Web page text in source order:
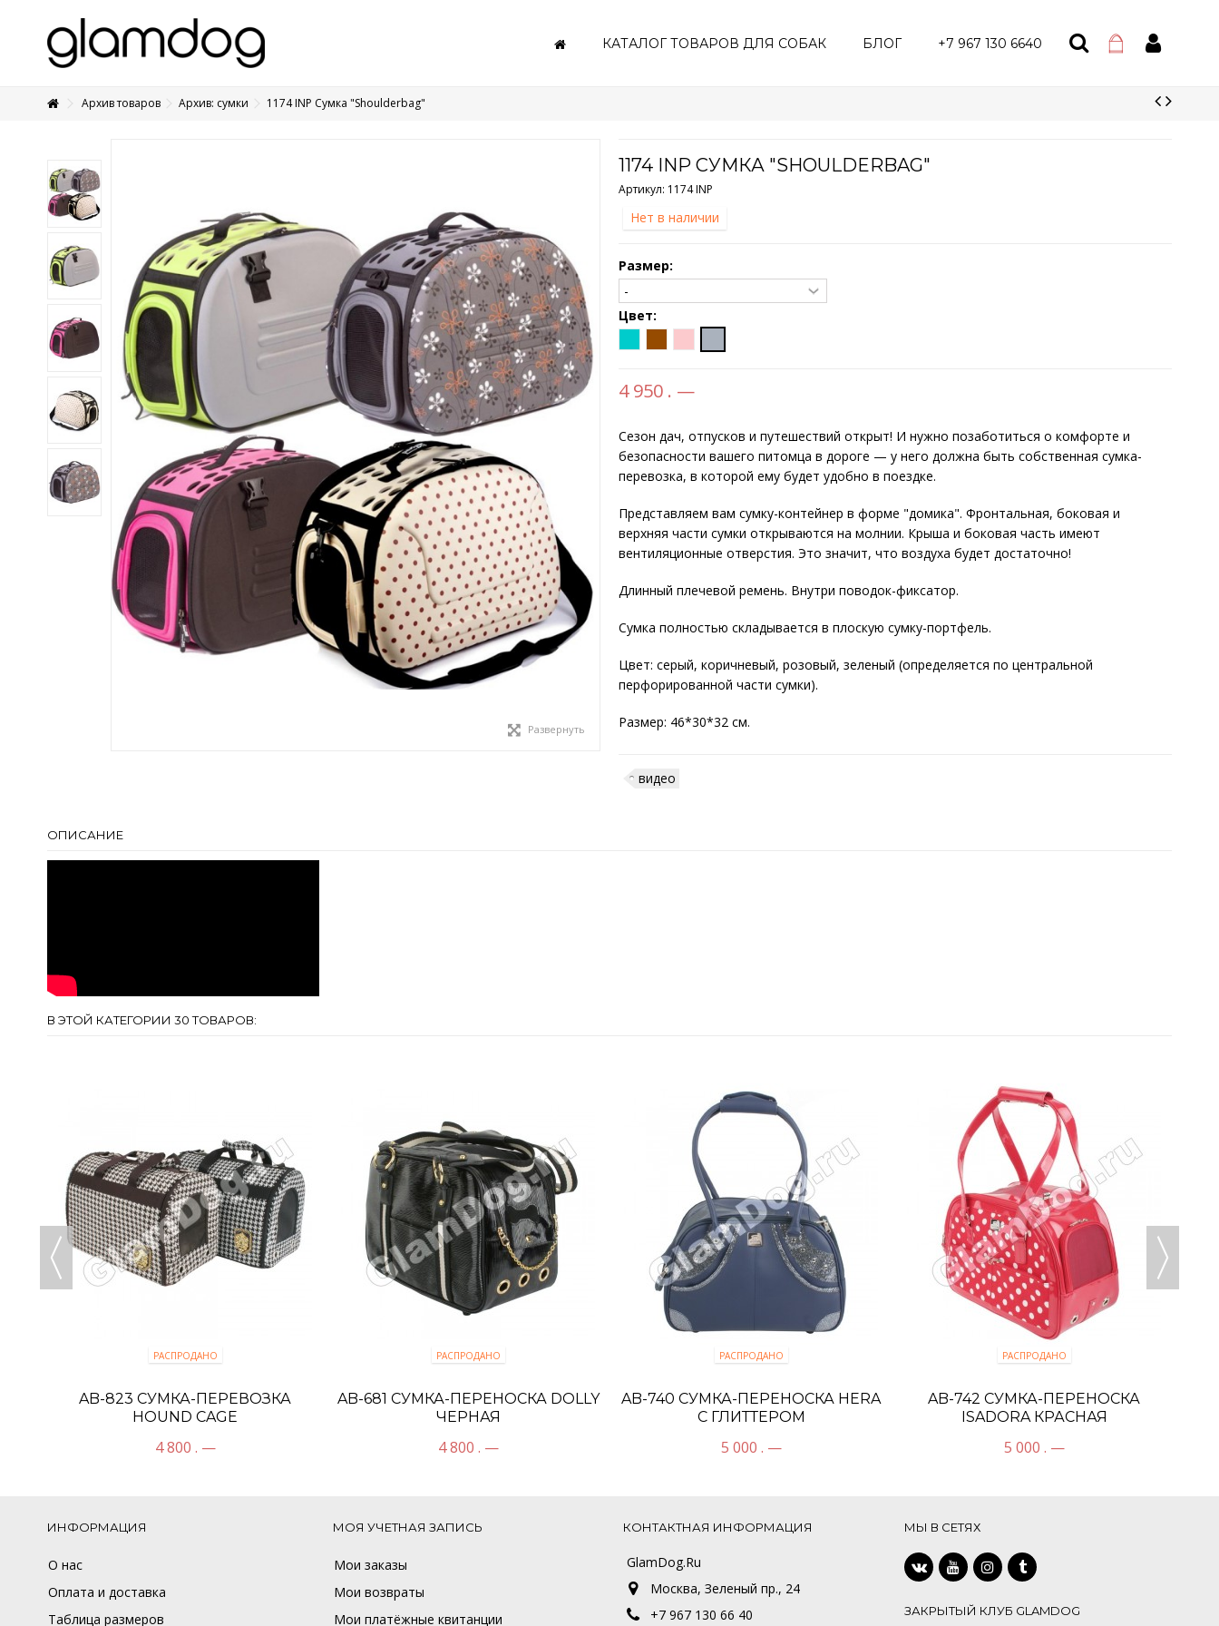
+7 495 1250410
КАТАЛОГ ТОВАРОВ ДЛЯ СОБАК БЛОГ +7 967 130 6640
Архив товаров Архив: сумки 1174 INP Сумка "Shoulderbag"
Развернуть
1174 INP СУМКА "SHOULDERBAG"
Артикул: 1174 INP
Нет в наличии
Размер:
Цвет:
4 950 . —
Сезон дач, отпусков и путешествий открыт! И нужно позаботиться о комфорте и
безопасности вашего питомца в дороге — у него должна быть собственная сумка-
перевозка, в которой ему будет удобно в поездке.
Представляем вам сумку-контейнер в форме "домика". Фронтальная, боковая и
верхняя части сумки открываются на молнии. Крыша и боковая часть имеют
вентиляционные отверстия. Это значит, что воздуха будет достаточно!
Длинный плечевой ремень. Внутри поводок-фиксатор.
Сумка полностью складывается в плоскую сумку-портфель.
Цвет: серый, коричневый, розовый, зеленый (определяется по центральной
перфорированной части сумки).
Размер: 46*30*32 см.
видео
ОПИСАНИЕ
В ЭТОЙ КАТЕГОРИИ 30 ТОВАРОВ:
РАСПРОДАНО
AB-823 CУМКА-ПЕРЕВОЗКА
HOUND CAGE
4 800 . —
РАСПРОДАНО
AB-681 СУМКА-ПЕРЕНОСКА DOLLY
ЧЕРНАЯ
4 800 . —
РАСПРОДАНО
AB-740 СУМКА-ПЕРЕНОСКА HERA
С ГЛИТТЕРОМ
5 000 . —
РАСПРОДАНО
AB-742 СУМКА-ПЕРЕНОСКА
ISADORA КРАСНАЯ
5 000 . —
ИНФОРМАЦИЯ
О нас
Оплата и доставка
Таблица размеров
МОЯ УЧЕТНАЯ ЗАПИСЬ
Мои заказы
Мои возвраты
Мои платёжные квитанции
КОНТАКТНАЯ ИНФОРМАЦИЯ
GlamDog.Ru
Москва, Зеленый пр., 24
+7 967 130 66 40
МЫ В СЕТЯХ
ЗАКРЫТЫЙ КЛУБ GLAMDOG